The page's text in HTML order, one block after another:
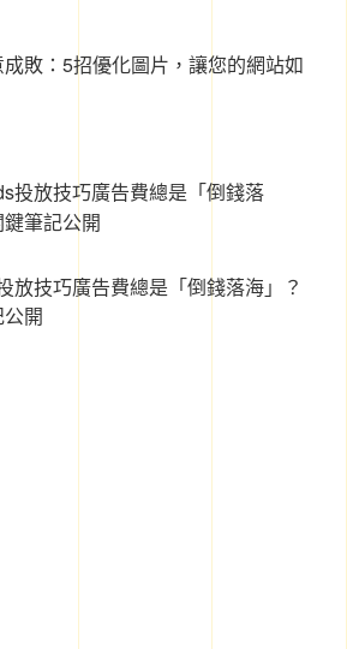
敗：5招優化圖片，讓您的網站如
放技巧廣告費總是「倒錢落海」？
開